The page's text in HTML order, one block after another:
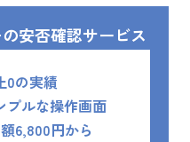
安否確認サービス
0の実績
プルな操作画面
6,800円から